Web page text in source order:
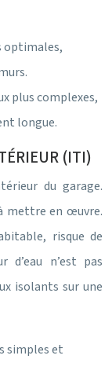
optimales,
plus complexes,
longue.
(ITI)
du garage.
mettre en œuvre.
risque de
n’est pas
isolants sur une
simples et